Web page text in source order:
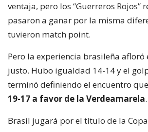
ventaja, pero los “Guerreros Rojos”
pasaron a ganar por la misma
tuvieron match point.
Pero la experiencia brasileña afloró
justo. Hubo igualdad 14-14 y el
terminó definiendo el encuentro
19-17 a favor de la Verdeamarela.
Brasil jugará por el título de la